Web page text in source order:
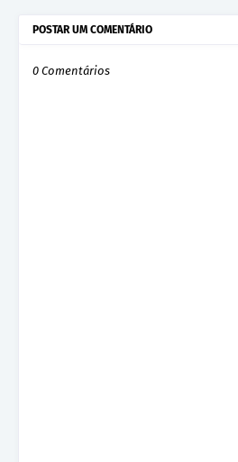
POSTAR UM COMENTÁRIO
0 Comentários